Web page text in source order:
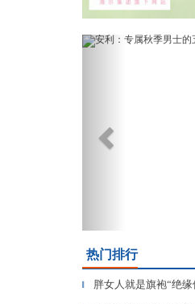
Previous
热门排行
▎ 胖女人就是旗袍“绝